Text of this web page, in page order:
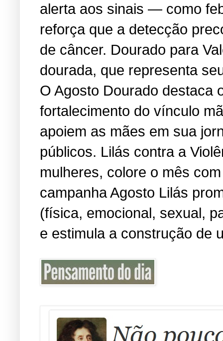
alerta aos sinais — como
reforça que a detecção
de câncer. Dourado para
dourada, que representa
O Agosto Dourado destaca
fortalecimento do vínculo
apoiem as mães em sua
públicos. Lilás contra a
mulheres, colore o mês
campanha Agosto Lilás
(física, emocional, sexual,
e estimula a construção de